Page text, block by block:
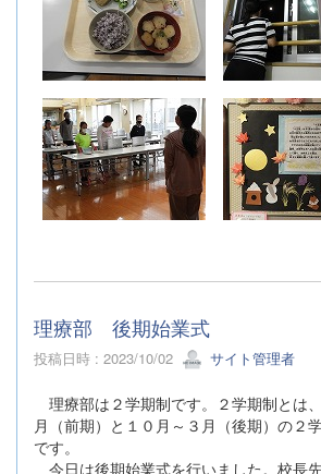
理療部 後期始業式
投稿日時 : 2023/10/02 サイト管理者
理療部は２学期制です。２学期制とは
月（前期）と１０月～３月（後期）の２
です。
今日は後期始業式を行いました。校長